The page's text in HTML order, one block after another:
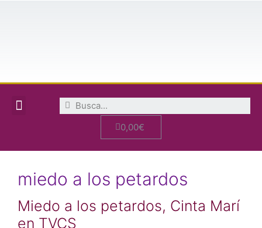
0,00€
miedo a los petardos
Miedo a los petardos, Cinta Marí
en TVCS